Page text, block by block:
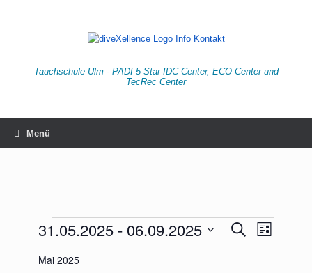
Tauchschule Ulm - PADI 5-Star-IDC Center, ECO Center und
TecRec Center
Menü
Veranstaltungen
Veranstaltungen
Suche
Suche
Ansichten-
Liste
31.05.2025 - 06.09.2025
wählen.
Mai 2025